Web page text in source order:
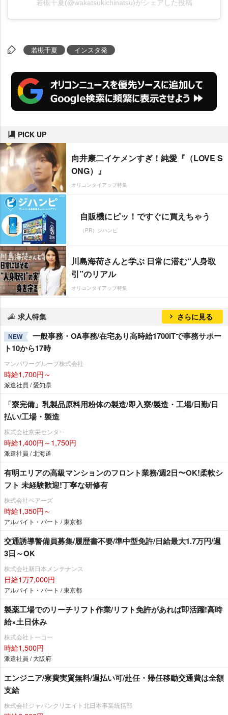
若槻千夏(@wakatsukichinatsu)がシェアした投稿
若槻千夏 インスタ発
PICK UP
向井康二イケメンすぎ！純愛『（LOVE S
ONG）』
オリコンタイアップ特集
自販機にピッ！ですぐに買えちゃう
（PR）ジハンピ
川島海荷さんと学ぶ 日常に潜む“人身取
引”のリアル
オリコンタイアップ特集
求人特集 さらに見る
NEW
一般事務・OA事務/在宅あり高時給1700ITで事務サポー
ト10から17時
マンパワーグループ株式会社
時給1,700円～
派遣社員 / 愛知県
「寮完備」乳製品原料用粉体の製造/即入寮/製造・工場/日勤/日
払い/工場・製造
株式会社京栄センター
時給1,400円～1,750円
派遣社員 / 北海道
有明エリアの⾼級マンションのフロント業務/週2⽇〜OK!柔軟シ
フト 未経験歓迎!丁寧な研修有
株式会社ベアーズ
時給1,350円～
アルバイト・パート / 東京都
交通誘導警備員募集/履歴書不要/準中型免許/日給最大1.7万円/週
3日～OK
株式会社新日本メンテナンス
日給1万7,000円
アルバイト・パート / 東京都
製薬工場でのリーチリフト作業/リフト免許があれば即活躍!高時
給×土日休み
株式会社トーコー
時給1,500円
派遣社員 / 大阪府
エンジニア/寮費実質無料/週払い可/赴任・帰任移動交通費は全額
支給
株式会社ジャパンクリエイト北日本事業統括部